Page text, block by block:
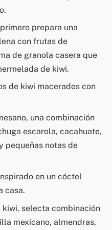
prepara una
con frutas de
de granola casera que
de kiwi.
de kiwi macerados con
una combinación
escarola, cacahuate,
pequeñas notas de
en un cóctel
casa.
selecta combinación
mexicano, almendras,